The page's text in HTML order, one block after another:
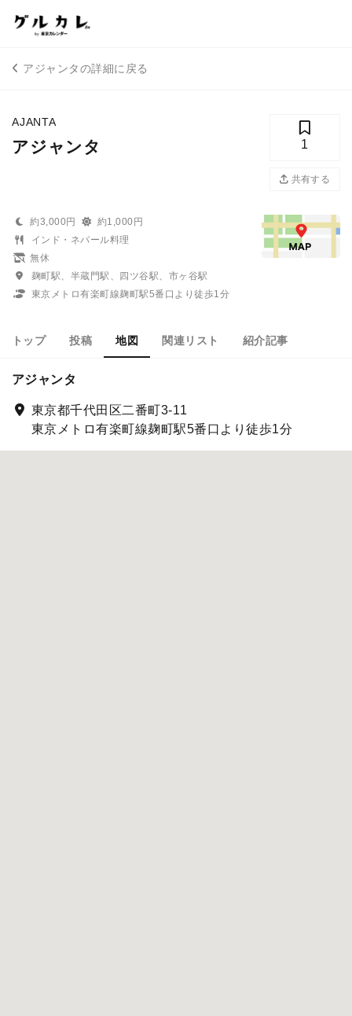
アジャンタの詳細に戻る
AJANTA
アジャンタ 1
共有する
約3,000円
約1,000円
インド・ネパール料理
無休
麹町駅、半蔵門駅、四ツ谷駅、市ヶ谷駅
東京メトロ有楽町線麹町駅5番口より徒歩1分
トップ 投稿 地図 関連リスト 紹介記事
アジャンタ
東京都千代田区二番町3-11
東京メトロ有楽町線麹町駅5番口より徒歩1分